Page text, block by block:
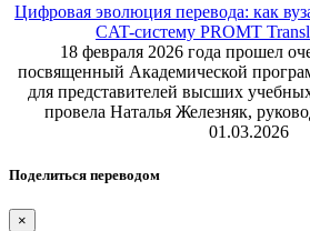
Цифровая эволюция перевода: как
CAT-систему PROMT
18 февраля 2026 года прошел
посвященный Академической
для представителей высших
провела Наталья Железняк,
01.03.2026
Поделиться переводом
×